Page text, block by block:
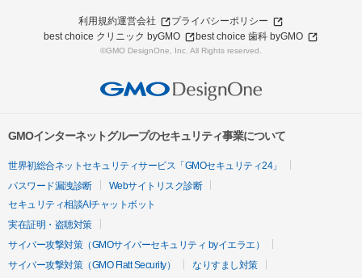
利用規約運営会社
プライバシーポリシー
best choice クリニック byGMO
best choice 歯科 byGMO
©GMO DesignOne, Inc. All Rights reserved.
GMOインターネットグループのセキュリティ事業について
世界初総合ネットセキュリティサービス「GMOセキュリティ24」
パスワード漏洩診断
Webサイトリスク診断
セキュリティ相談AIチャットボット
実在証明・盗聴対策
サイバー攻撃対策（GMOサイバーセキュリティ byイエラエ）
サイバー攻撃対策（GMO Flatt Security）
なりすまし対策